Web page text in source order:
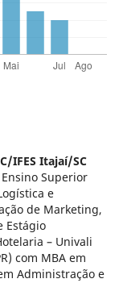
IFES Itajaí/SC
Superior
e
de Marketing,
Estágio
– Univali
com MBA em
Administração e